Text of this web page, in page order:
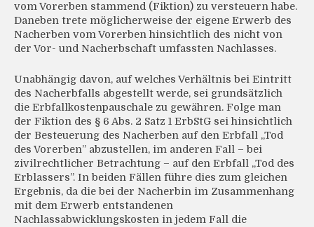
vom Vorerben stammend (Fiktion) zu versteuern habe.
Daneben trete möglicherweise der eigene Erwerb des
Nacherben vom Vorerben hinsichtlich des nicht von
der Vor- und Nacherbschaft umfassten Nachlasses.
Unabhängig davon, auf welches Verhältnis bei Eintritt
des Nacherbfalls abgestellt werde, sei grundsätzlich
die Erbfallkostenpauschale zu gewähren. Folge man
der Fiktion des § 6 Abs. 2 Satz 1 ErbStG sei hinsichtlich
der Besteuerung des Nacherben auf den Erbfall „Tod
des Vorerben” abzustellen, im anderen Fall – bei
zivilrechtlicher Betrachtung – auf den Erbfall „Tod des
Erblassers”. In beiden Fällen führe dies zum gleichen
Ergebnis, da die bei der Nacherbin im Zusammenhang
mit dem Erwerb entstandenen
Nachlassabwicklungskosten in jedem Fall die